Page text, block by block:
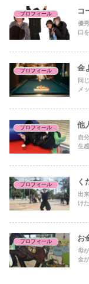
プロフィール コ
優
口
プロフィール 金
同
メ
プロフィール 他
自
生
プロフィール く
出
け
プロフィール お
母
金